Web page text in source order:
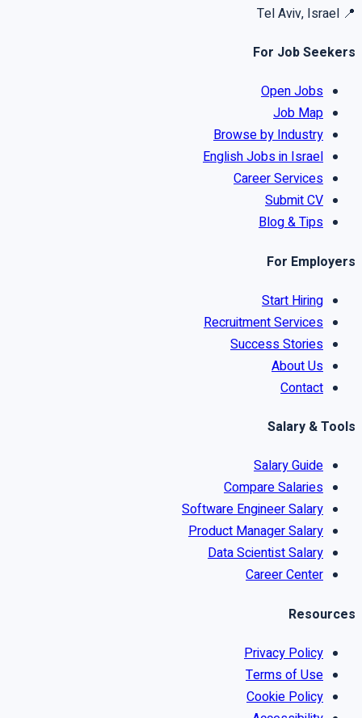
📍
Tel Aviv, Israel
For Job Seekers
Open Jobs
Job Map
Browse by Industry
English Jobs in Israel
Career Services
Submit CV
Blog & Tips
For Employers
Start Hiring
Recruitment Services
Success Stories
About Us
Contact
Salary & Tools
Salary Guide
Compare Salaries
Software Engineer Salary
Product Manager Salary
Data Scientist Salary
Career Center
Resources
Privacy Policy
Terms of Use
Cookie Policy